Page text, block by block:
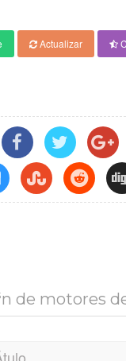
Actualizar
de motores